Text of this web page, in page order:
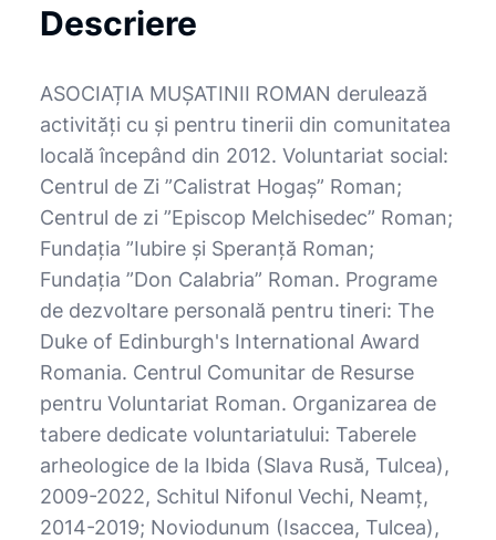
Descriere
ASOCIAȚIA MUȘATINII ROMAN derulează
activități cu și pentru tinerii din comunitatea
locală începând din 2012. Voluntariat social:
Centrul de Zi ”Calistrat Hogaș” Roman;
Centrul de zi ”Episcop Melchisedec” Roman;
Fundația ”Iubire și Speranță Roman;
Fundația ”Don Calabria” Roman. Programe
de dezvoltare personală pentru tineri: The
Duke of Edinburgh's International Award
Romania. Centrul Comunitar de Resurse
pentru Voluntariat Roman. Organizarea de
tabere dedicate voluntariatului: Taberele
arheologice de la Ibida (Slava Rusă, Tulcea),
2009-2022, Schitul Nifonul Vechi, Neamț,
2014-2019; Noviodunum (Isaccea, Tulcea),